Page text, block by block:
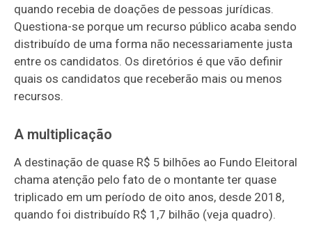
quando recebia de doações de pessoas jurídicas.
Questiona-se porque um recurso público acaba sendo
distribuído de uma forma não necessariamente justa
entre os candidatos. Os diretórios é que vão definir
quais os candidatos que receberão mais ou menos
recursos.
A multiplicação
A destinação de quase R$ 5 bilhões ao Fundo Eleitoral
chama atenção pelo fato de o montante ter quase
triplicado em um período de oito anos, desde 2018,
quando foi distribuído R$ 1,7 bilhão (veja quadro).